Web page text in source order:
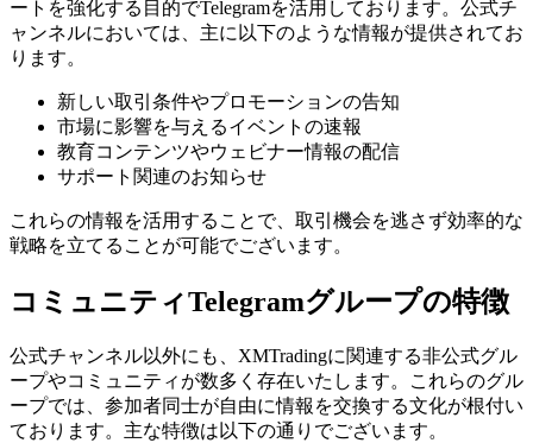
ートを強化する目的でTelegramを活用しております。公式チ
ャンネルにおいては、主に以下のような情報が提供されてお
ります。
新しい取引条件やプロモーションの告知
市場に影響を与えるイベントの速報
教育コンテンツやウェビナー情報の配信
サポート関連のお知らせ
これらの情報を活用することで、取引機会を逃さず効率的な
戦略を立てることが可能でございます。
コミュニティTelegramグループの特徴
公式チャンネル以外にも、XMTradingに関連する非公式グル
ープやコミュニティが数多く存在いたします。これらのグル
ープでは、参加者同士が自由に情報を交換する文化が根付い
ております。主な特徴は以下の通りでございます。